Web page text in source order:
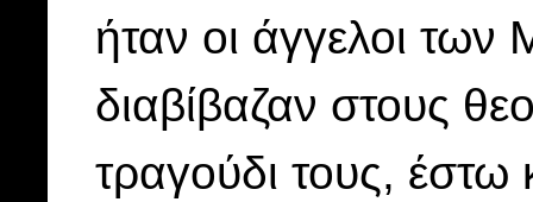
ήταν οι άγγελοι
διαβίβαζαν στους
τραγούδι τους,